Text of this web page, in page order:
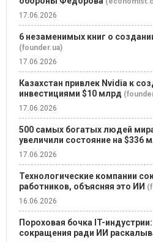
17.06.2026
6 незаменимых книг о
(founder.ua)
17.06.2026
Казахстан привлек Nvidia к
инвестициями $10 млрд
17.06.2026
500 самых богатых людей
увеличили состояние на $336
17.06.2026
Технологические компании
работников, объясняя это ИИ
16.06.2026
Пороховая бочка IT-
сокращения ради ИИ